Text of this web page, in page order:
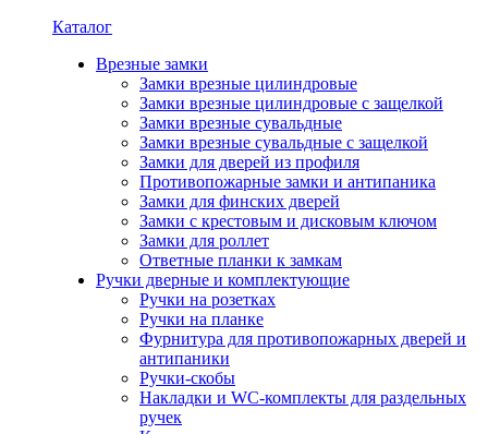
Каталог
Врезные замки
Замки врезные цилиндровые
Замки врезные цилиндровые с защелкой
Замки врезные сувальдные
Замки врезные сувальдные с защелкой
Замки для дверей из профиля
Противопожарные замки и антипаника
Замки для финских дверей
Замки с крестовым и дисковым ключом
Замки для роллет
Ответные планки к замкам
Ручки дверные и комплектующие
Ручки на розетках
Ручки на планке
Фурнитура для противопожарных дверей и
антипаники
Ручки-скобы
Накладки и WC-комплекты для раздельных
ручек